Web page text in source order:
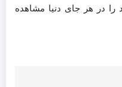
در هر جای دنیا مشاهده